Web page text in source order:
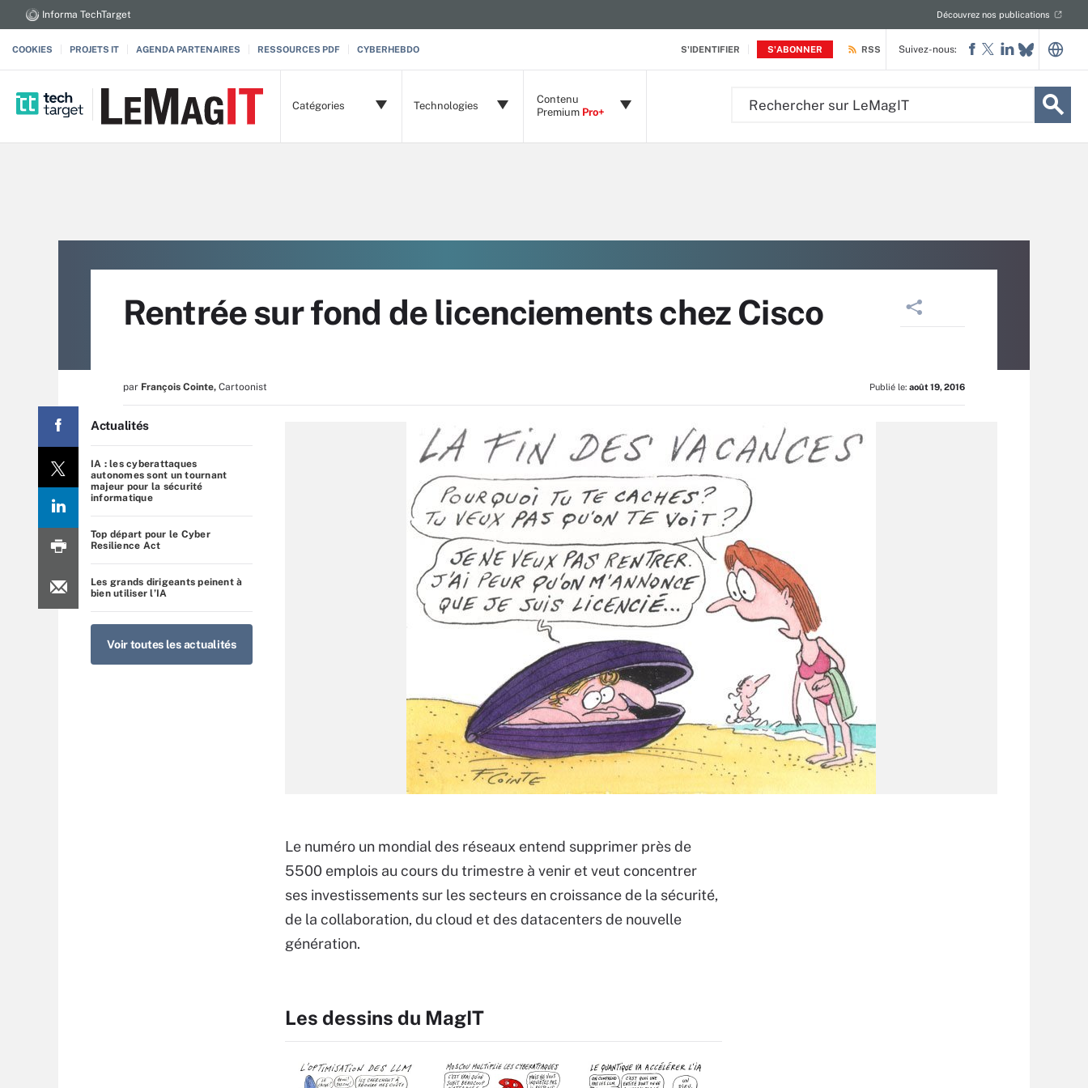
S'IDENTIFIER S'ABONNER
Informa TechTarget Découvrez nos publications
COOKIES PROJETS IT AGENDA PARTENAIRES RESSOURCES PDF CYBERHEBDO RSS
Catégories Technologies
Contenu
Premium Pro+
Suivez-nous:
Rentrée sur fond de licenciements chez Cisco
par François Cointe, Cartoonist Publié le: août 19, 2016
Actualités
IA : les cyberattaques
autonomes sont un tournant
majeur pour la sécurité
informatique
Top départ pour le Cyber
Resilience Act
Les grands dirigeants peinent à
bien utiliser l’IA
Voir toutes les actualités
Le numéro un mondial des réseaux entend supprimer près de
5500 emplois au cours du trimestre à venir et veut concentrer
ses investissements sur les secteurs en croissance de la sécurité,
de la collaboration, du cloud et des datacenters de nouvelle
génération.
Les dessins du MagIT